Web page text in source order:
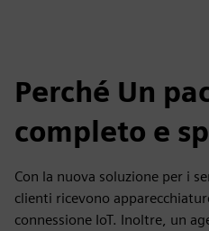
Perché Un
completo e
Con la nuova soluzione per i
clienti ricevono
connessione IoT. Inoltre, un